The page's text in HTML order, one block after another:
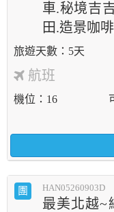
車.秘境吉
田.造景咖
5天
航班
機位 16
團 HAN05260903D
最美北越~